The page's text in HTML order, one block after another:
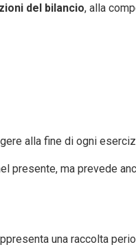
del bilancio, alla
alla fine di ogni
presente, ma prevede
una raccolta